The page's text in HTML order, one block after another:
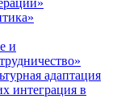
и
адаптация
интеграция в